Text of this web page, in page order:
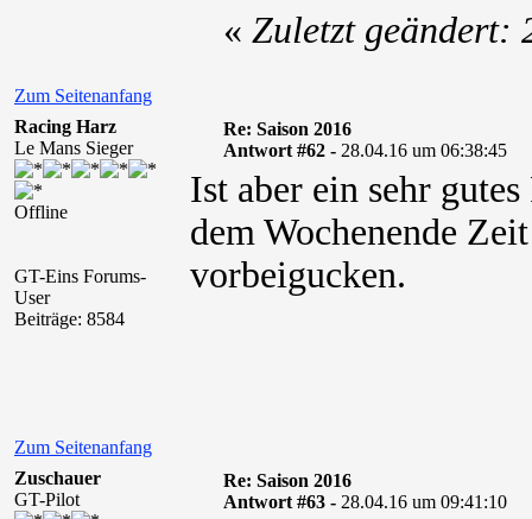
Zum Seitenanfang
« Zuletzt geändert:
Racing Harz
Le Mans Sieger
Offline
GT-Eins Forums-
User
Beiträge: 8584
Re: Saison 2016
Antwort #62 - 28.04.16 um 06:38:45
Ist aber ein sehr
dem Wochenende
vorbeigucken.
Zum Seitenanfang
Zuschauer
GT-Pilot
Re: Saison 2016
Antwort #63 - 28.04.16 um 09:41:10